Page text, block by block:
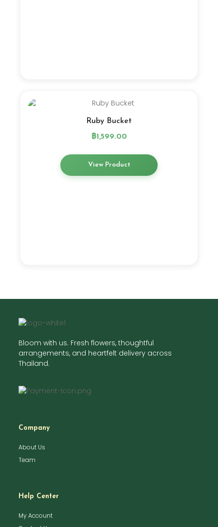
Ruby Bucket
฿1,599.00
View Product
Bloom with us. Fresh flowers, thoughtful
arrangements, and heartfelt delivery across
Thailand.
Company
About Us
Team
Help Center
My Account